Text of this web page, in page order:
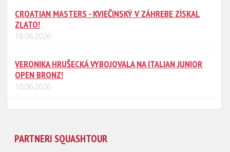
CROATIAN MASTERS - KVIEČINSKÝ V ZÁHREBE ZÍSKAL
ZLATO!
18.06.2026
VERONIKA HRUŠECKÁ VYBOJOVALA NA ITALIAN JUNIOR
OPEN BRONZ!
16.06.2026
PARTNERI SQUASHTOUR